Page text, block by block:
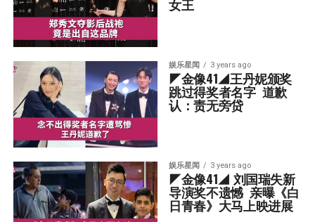
女王
娱乐星闻 3 years ago
◤金像41◢王丹妮颁奖
跳过得奖者名字  道歉
认：责无旁贷
娱乐星闻 3 years ago
◤金像41◢ 刘国瑞失新
导演奖不遗憾  亲曝《白
日青春》大马上映进展